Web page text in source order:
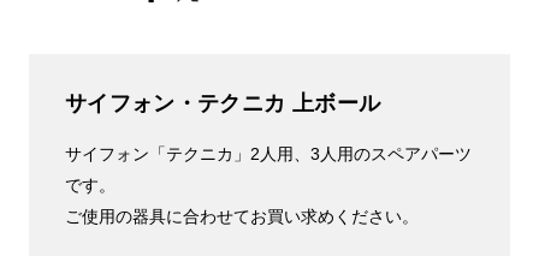
サイフォン・テクニカ 上ボール
サイフォン「テクニカ」2人用、3人用のスペアパーツ
です。
ご使用の器具に合わせてお買い求めください。